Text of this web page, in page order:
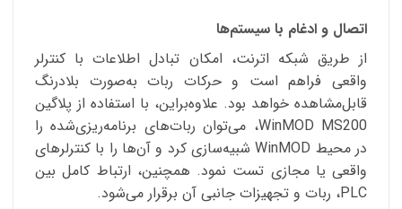
اتصال و ادغام با سیستم‌ها
از طریق شبکه اترنت، امکان تبادل اطلاعات با کنترلر
واقعی فراهم است و حرکات ربات به‌صورت بلادرنگ
قابل‌مشاهده خواهد بود. علاوه‌براین، با استفاده از پلاگین
WinMOD MS200، می‌توان ربات‌های برنامه‌ریزی‌شده را
در محیط WinMOD شبیه‌سازی کرد و آن‌ها را با کنترلرهای
واقعی یا مجازی تست نمود. همچنین، ارتباط کامل بین
PLC، ربات و تجهیزات جانبی آن برقرار می‌شود.